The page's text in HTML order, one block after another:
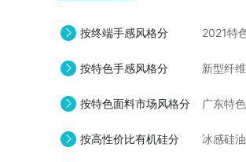
按终端手感风格分 2021特
按特色手感风格分 新型纤
按特色面料市场风格分 广东特
按高性价比有机硅分 冰感硅